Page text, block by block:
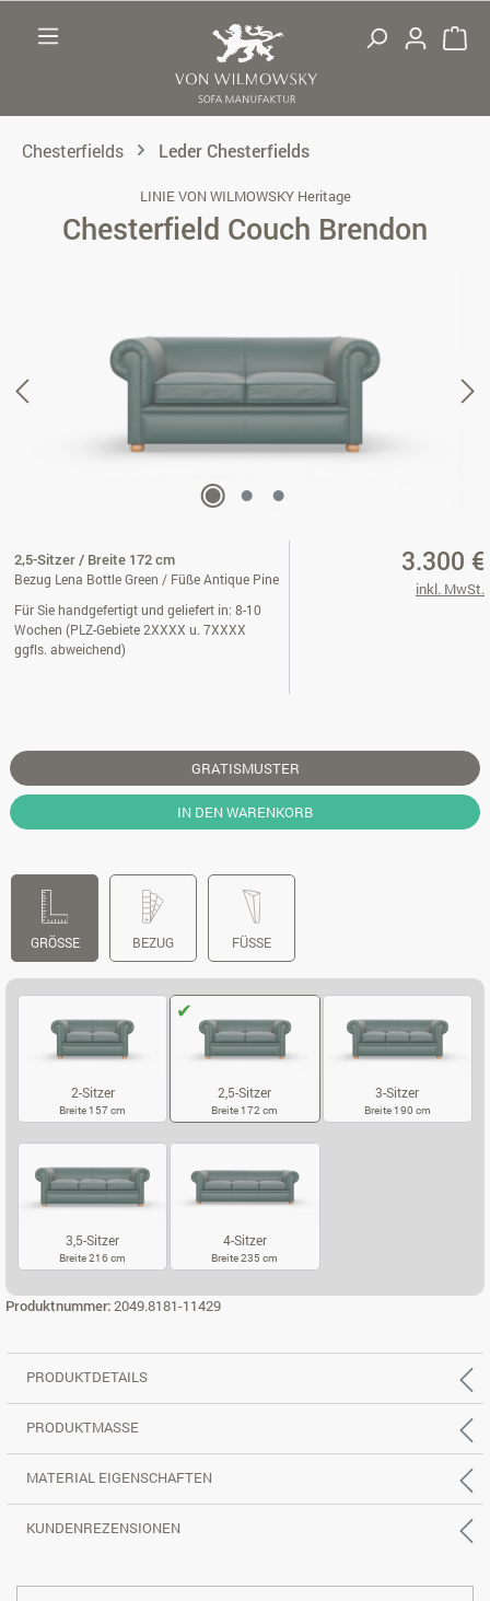
Chesterfields Leder Chesterfields
LINIE VON WILMOWSKY Heritage
Chesterfield Couch Brendon
2,5-Sitzer / Breite 172 cm
Bezug Lena Bottle Green / Füße Antique Pine
Für Sie handgefertigt und geliefert in: 8-10
Wochen (PLZ-Gebiete 2XXXX u. 7XXXX
ggfls. abweichend)
3.300 €
inkl. MwSt.
GRATISMUSTER
IN DEN WARENKORB
GRÖSSE BEZUG FÜSSE
2-Sitzer
Breite 157 cm
2,5-Sitzer
Breite 172 cm
3-Sitzer
Breite 190 cm
3,5-Sitzer
Breite 216 cm
4-Sitzer
Breite 235 cm
Produktnummer:2049.8181-11429
PRODUKTDETAILS
PRODUKTMASSE
MATERIAL EIGENSCHAFTEN
KUNDENREZENSIONEN